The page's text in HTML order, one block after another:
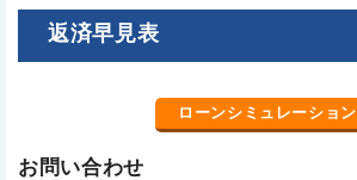
返済早見表
ローンシミュレーション
お問い合わせ